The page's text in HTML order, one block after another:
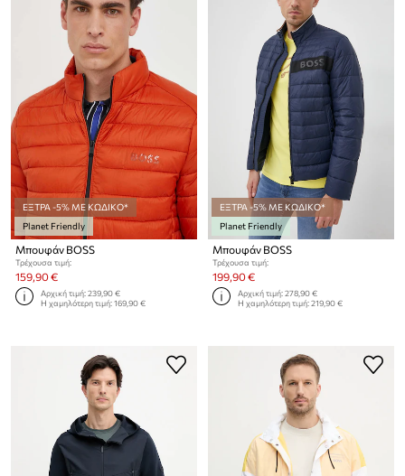
ΕΞΤΡΑ -5% ΜΕ ΚΩΔΙΚΟ*
Planet Friendly
Μπουφάν BOSS
Τρέχουσα τιμή:
159,90 €
Αρχική τιμή:239,90 €
Η χαμηλότερη τιμή:169,90 €
ΕΞΤΡΑ -5% ΜΕ ΚΩΔΙΚΟ*
Planet Friendly
Μπουφάν BOSS
Τρέχουσα τιμή:
199,90 €
Αρχική τιμή:278,90 €
Η χαμηλότερη τιμή:219,90 €